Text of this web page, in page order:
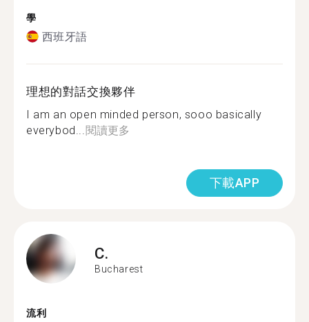
學
西班牙語
理想的對話交換夥伴
I am an open minded person, sooo basically
everybod... 閱讀更多
下載APP
C.
Bucharest
流利